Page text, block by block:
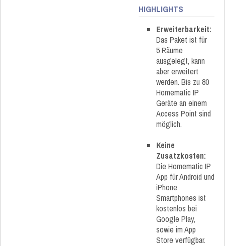
HIGHLIGHTS
Erweiterbarkeit:
Das Paket ist für
5 Räume
ausgelegt, kann
aber erweitert
werden. Bis zu 80
Homematic IP
Geräte an einem
Access Point sind
möglich.
Keine
Zusatzkosten:
Die Homematic IP
App für Android und
iPhone
Smartphones ist
kostenlos bei
Google Play,
sowie im App
Store verfügbar.